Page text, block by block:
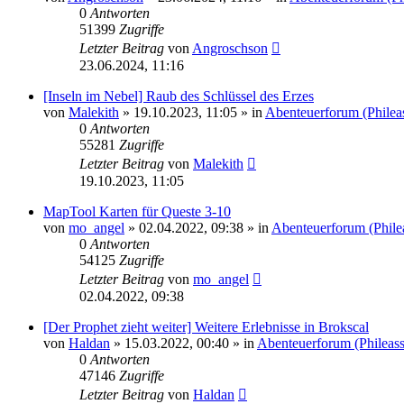
0 Antworten
51399 Zugriffe
Letzter Beitrag von Angroschson
23.06.2024, 11:16
[Inseln im Nebel] Raub des Schlüssel des Erzes
von Malekith » 19.10.2023, 11:05 » in Abenteuerforum
0 Antworten
55281 Zugriffe
Letzter Beitrag von Malekith
19.10.2023, 11:05
MapTool Karten für Queste 3-10
von mo_angel » 02.04.2022, 09:38 » in Abenteuerforum
0 Antworten
54125 Zugriffe
Letzter Beitrag von mo_angel
02.04.2022, 09:38
[Der Prophet zieht weiter] Weitere Erlebnisse in Brokscal
von Haldan » 15.03.2022, 00:40 » in Abenteuerforum
0 Antworten
47146 Zugriffe
Letzter Beitrag von Haldan